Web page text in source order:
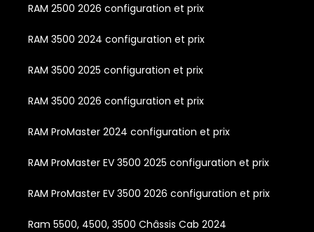
RAM 2500 2026 configuration et prix
RAM 3500 2024 configuration et prix
RAM 3500 2025 configuration et prix
RAM 3500 2026 configuration et prix
RAM ProMaster 2024 configuration et prix
RAM ProMaster EV 3500 2025 configuration et prix
RAM ProMaster EV 3500 2026 configuration et prix
Ram 5500, 4500, 3500 Châssis Cab 2024